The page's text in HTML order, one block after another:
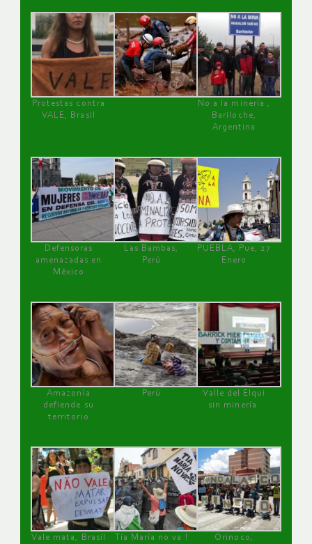
Protestas contra
VALE, Brasil
No a la minería ,
Bariloche,
Argentina
Defensoras
amenazadas en
México
Las Bambas,
Perú
PUEBLA, Pue, 27
Enero
Amazonía
defiende su
territorio
Perú
Valle del Elqui
sin minería.
Vale mata, Brasil Tía María no va ! Orinoco,